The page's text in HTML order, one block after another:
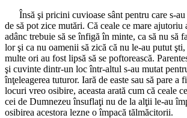
Însă şi pricini cuvioase sânt pentru care s-
de să pot zice mutări. Că ceale ce mare ajutoriu
adânc trebuie să se înfigă în minte, ca să nu să
lor şi ca nu oamenii să zică că nu le-au putut şti,
multe ori au fost lipsă să se poftorească.
şi cuvinte dintr-un loc într-altul s-au mutat
înţeleagerea tuturor. Iară de easte sau să pare a
locuri vreo osibire, aceasta arată cum că ceale
cei de Dumnezeu însuflaţi nu de la alţii le-au
osibirea acestora lezne o împacă tălmăcitorii.